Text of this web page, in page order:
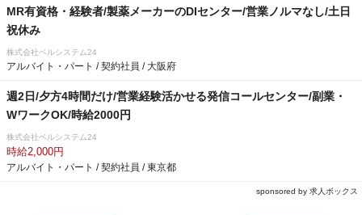
MR有資格・経験者/製薬メーカーのDIセンター/営業ノルマなし/土日
祝休み
株式会社ベルシステム24
アルバイト・パート / 契約社員 / 大阪府
週2日/夕方4時間だけ/営業経験活かせる発信コールセンター/副業・
WワークOK/時給2000円
株式会社ベルシステム24
時給2,000円
アルバイト・パート / 契約社員 / 東京都
sponsored by 求人ボックス